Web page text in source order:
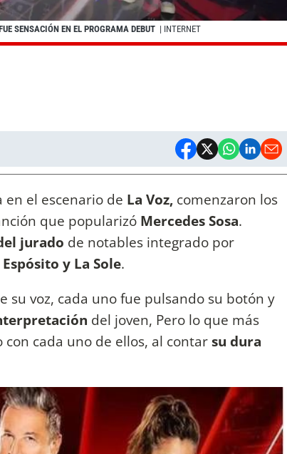
SENSACIÓN EN EL PROGRAMA DEBUT | INTERNET
en el escenario de La Voz, comenzaron los
que popularizó Mercedes Sosa.
jurado de notables integrado por
y La Sole.
su voz, cada uno fue pulsando su botón y
del joven, Pero lo que más
cada uno de ellos, al contarsu dura